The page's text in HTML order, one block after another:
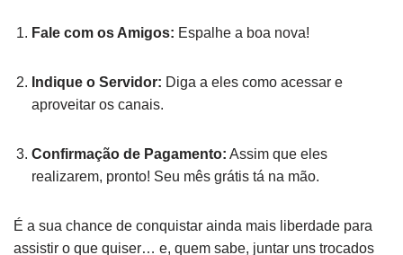
Fale com os Amigos: Espalhe a boa nova!
Indique o Servidor: Diga a eles como acessar e
aproveitar os canais.
Confirmação de Pagamento: Assim que eles
realizarem, pronto! Seu mês grátis tá na mão.
É a sua chance de conquistar ainda mais liberdade para
assistir o que quiser… e, quem sabe, juntar uns trocados